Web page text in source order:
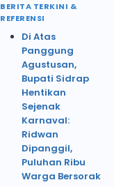
BERITA TERKINI &
REFERENSI
Di Atas
Panggung
Agustusan,
Bupati Sidrap
Hentikan
Sejenak
Karnaval:
Ridwan
Dipanggil,
Puluhan Ribu
Warga Bersorak